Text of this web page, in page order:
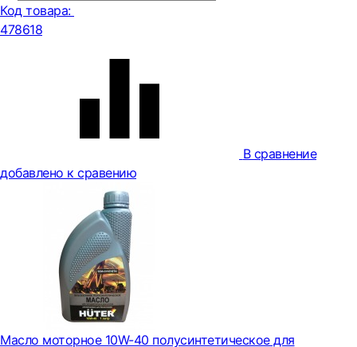
Код товара:
478618
В сравнение
добавлено к сравению
Масло моторное 10W-40 полусинтетическое для